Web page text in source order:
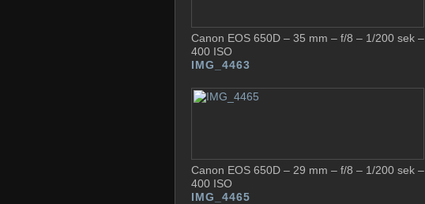
Canon EOS 650D – 35 mm – f/8 – 1/200 sek –
400 ISO
IMG_4463
Canon EOS 650D – 29 mm – f/8 – 1/200 sek –
400 ISO
IMG_4465